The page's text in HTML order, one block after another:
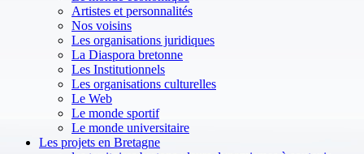
Artistes et personnalités
Nos voisins
Les organisations juridiques
La Diaspora bretonne
Les Institutionnels
Les organisations culturelles
Le Web
Le monde sportif
Le monde universitaire
Les projets en Bretagne